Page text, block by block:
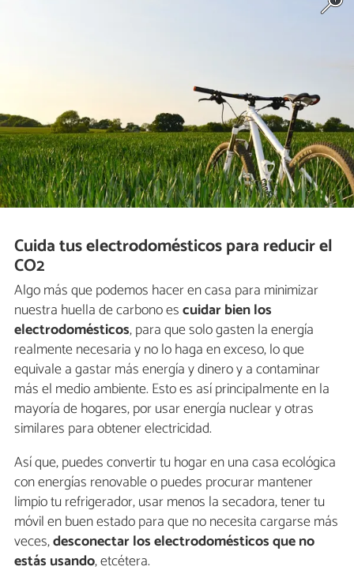
Cuida tus electrodomésticos para reducir el
CO2
Algo más que podemos hacer en casa para minimizar
nuestra huella de carbono escuidar bien los
electrodomésticos, para que solo gasten la energía
realmente necesaria y no lo haga en exceso, lo que
equivale a gastar más energía y dinero y a contaminar
más el medio ambiente. Esto es así principalmente en la
mayoría de hogares, por usar energía nuclear y otras
similares para obtener electricidad.
Así que, puedes convertir tu hogar en una casa ecológica
con energías renovable o puedes procurar mantener
limpio tu refrigerador, usar menos la secadora, tener tu
móvil en buen estado para que no necesita cargarse más
veces,desconectar los electrodomésticos que no
estás usando, etcétera.